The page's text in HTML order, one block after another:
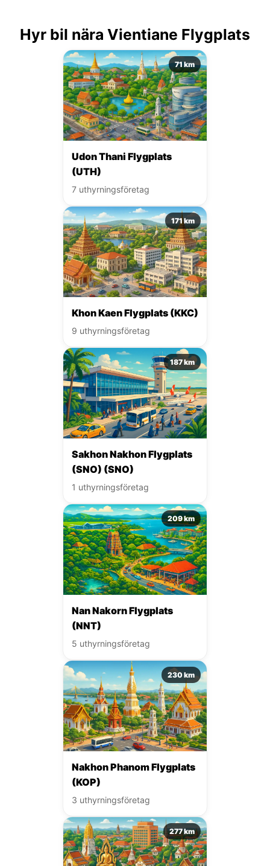
Hyr bil nära Vientiane Flygplats
71 km
Udon Thani Flygplats
(UTH)
7 uthyrningsföretag
171 km
Khon Kaen Flygplats (KKC)
9 uthyrningsföretag
187 km
Sakhon Nakhon Flygplats
(SNO) (SNO)
1 uthyrningsföretag
209 km
Nan Nakorn Flygplats
(NNT)
5 uthyrningsföretag
230 km
Nakhon Phanom Flygplats
(KOP)
3 uthyrningsföretag
277 km